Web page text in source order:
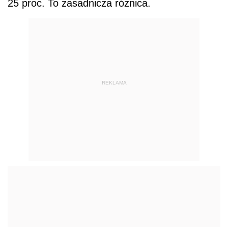
25 proc. To zasadnicza różnica.
REKLAMA